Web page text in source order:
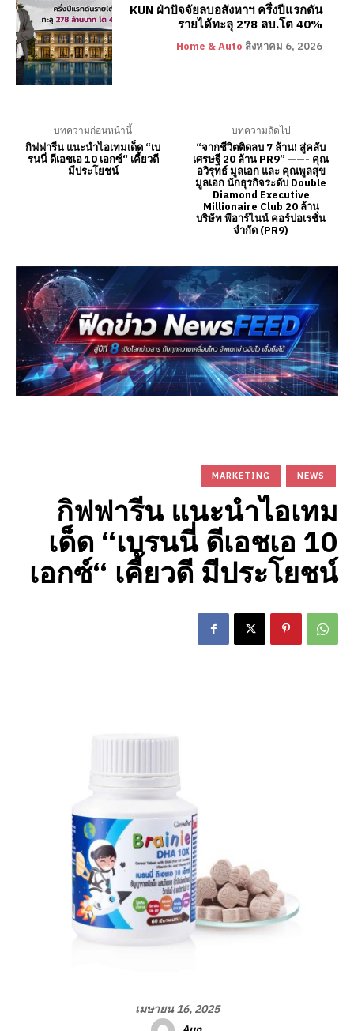
KUN ฝ่าปัจจัยลบอสังหาฯ ครึ่งปีแรกดัน
รายได้ทะลุ 278 ลบ.โต 40%
Home & Auto สิงหาคม 6, 2026
บทความก่อนหน้านี้
กิฟฟารีน แนะนำไอเทมเด็ด “เบ
รนนี่ ดีเอชเอ 10 เอกซ์“ เคี้ยวดี
มีประโยชน์
บทความถัดไป
“จากชีวิตติดลบ 7 ล้าน! สู่คลับ
เศรษฐี 20 ล้าน PR9” ——- คุณ
อวิรุทธ์ มูลเอก และ คุณพูลสุข
มูลเอก นักธุรกิจระดับ Double
Diamond Executive
Millionaire Club 20 ล้าน
บริษัท พีอาร์ไนน์ คอร์ปอเรชั่น
จำกัด (PR9)